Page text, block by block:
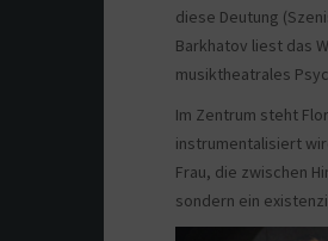
diese Deutung
Barkhatov liest das
musiktheatrales
Im Zentrum steht
instrumentalisiert
Frau, die zwischen
sondern ein